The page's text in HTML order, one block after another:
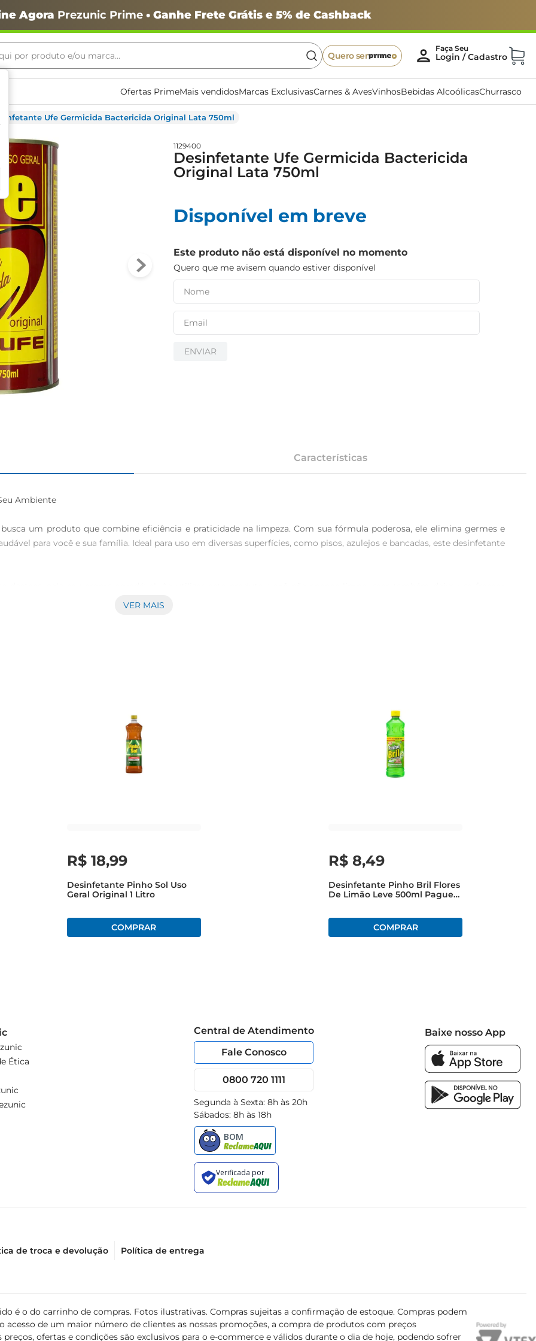
Agora Prezunic Prime• Ganhe Frete Grátis e 5% de Cashback
por produto e/ou marca...
Quero ser
Ofertas PrimeMais vendidosMarcas ExclusivasCarnes & AvesVinhosBebidas AlcoólicasChurrasco
Ufe Germicida Bactericida Original Lata 750ml
1129400
Desinfetante Ufe Germicida Bactericida
Original Lata 750ml
Disponível em breve
Este produto não está disponível no momento
Quero que me avisem quando estiver disponível
ENVIAR
Características
Ambiente
um produto que combine eficiência e praticidade na limpeza. Com sua fórmula poderosa, ele elimina germes e
para você e sua família. Ideal para uso em diversas superfícies, como pisos, azulejos e bancadas, este desinfetante
tornando os espaços mais acolhedores e agradáveis para o dia a dia.
ideal para uso doméstico ecomercial. Sua fórmula é desenvolvida para garantir a máxima eficácia na eliminação
É uma solução prática e eficiente para quem busca manter a higiene em dia, sem abrir mão de um ambiente
VER MAIS
R$ 18,99
Desinfetante Pinho Sol Uso
Geral Original 1 Litro
R$ 8,49
Desinfetante Pinho Bril Flores
De Limão Leve 500ml Pague
Ética
Central de Atendimento
Fale Conosco
0800 720 1111
Segunda à Sexta: 8h às 20h
Sábados: 8h às 18h
Baixe nosso App
de troca e devolução Política de entrega
é o do carrinho de compras. Fotos ilustrativas. Compras sujeitas a confirmação de estoque. Compras podem
acesso de um maior número de clientes as nossas promoções, a compra de produtos com preços
ofertas e condições são exclusivos para o e-commerce e válidos durante o dia de hoje, podendo sofrer
buscados